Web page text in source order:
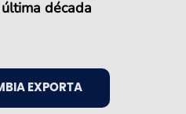
década
EXPORTA